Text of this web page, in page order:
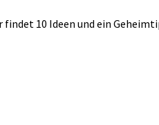
10 Ideen und ein